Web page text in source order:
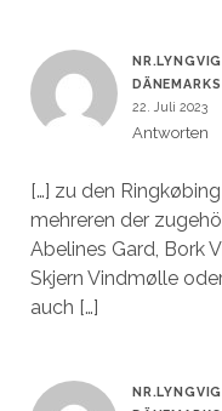
22. Juli 2023
Antworten
[…] zu den
mehreren der
Abelines Gard, Bork
Skjern Vindmølle
auch […]